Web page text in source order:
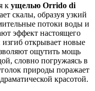
к ущелью Orrido di
скалы, образуя узкий
потоки воды и
эффект настоящего
открывает новые
ощутить мощь
словно погружаясь в
природы поражает
красотой.